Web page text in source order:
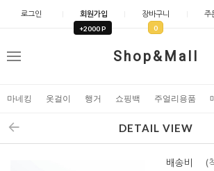
로그인 회원가입
+2000 P
장바구니
0
주
Shop&Mall
메
마네킹 옷걸이 행거 쇼핑백 주얼리용품
DETAIL VIEW
배송비 (